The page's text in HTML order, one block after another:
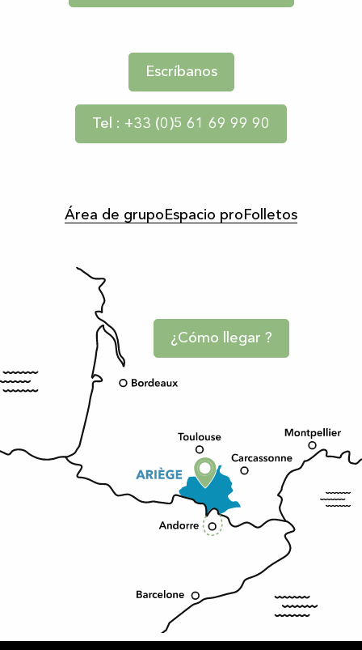
Escríbanos
Tel : +33 (0)5 61 69 99 90
Área de grupo Espacio pro Folletos
¿Cómo llegar ?